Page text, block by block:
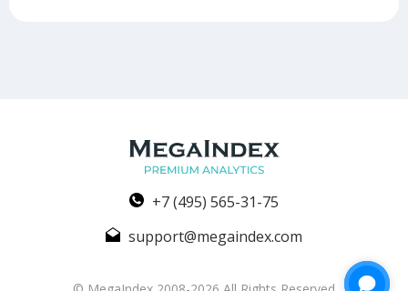
+7 (495) 565-31-75
support@megaindex.com